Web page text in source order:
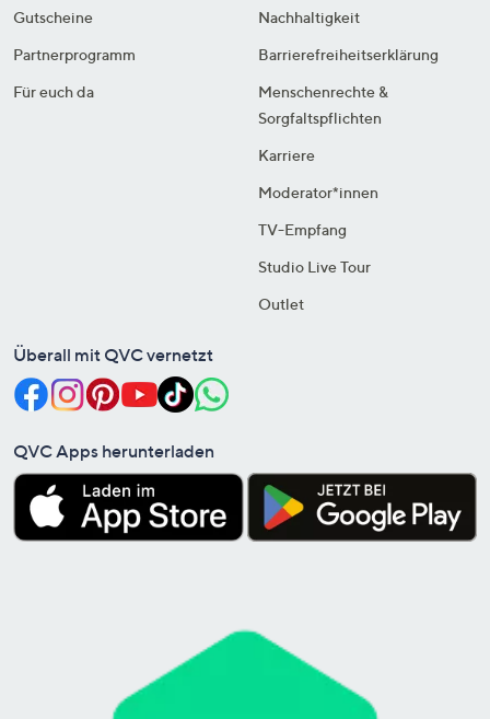
Gutscheine
Partnerprogramm
Für euch da
Nachhaltigkeit
Barrierefreiheitserklärung
Menschenrechte &
Sorgfaltspflichten
Karriere
Moderator*innen
TV-Empfang
Studio Live Tour
Outlet
Überall mit QVC vernetzt
QVC Apps herunterladen